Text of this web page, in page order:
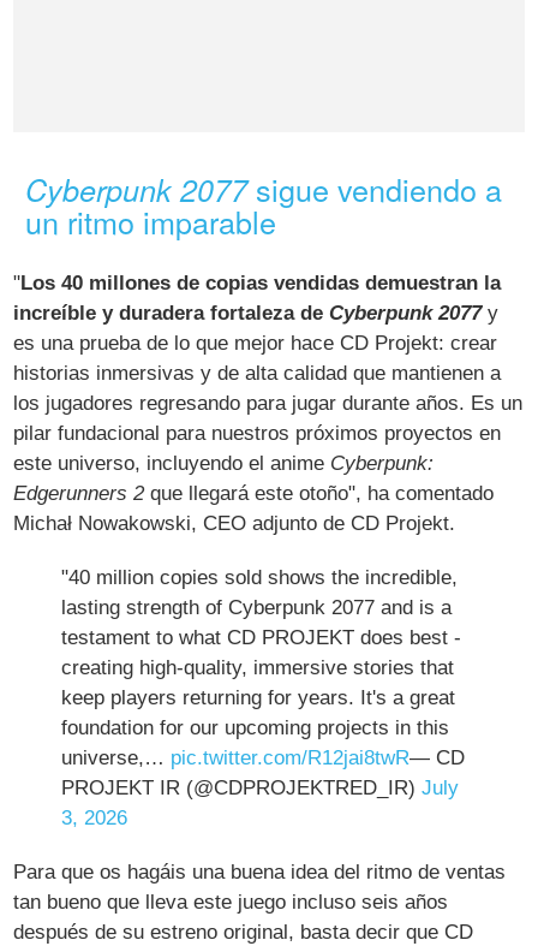
Cyberpunk 2077sigue vendiendo a
un ritmo imparable
"Los 40 millones de copias vendidas demuestran la
increíble y duradera fortaleza deCyberpunk 2077y
es una prueba de lo que mejor hace CD Projekt: crear
historias inmersivas y de alta calidad que mantienen a
los jugadores regresando para jugar durante años. Es un
pilar fundacional para nuestros próximos proyectos en
este universo, incluyendo el anime Cyberpunk:
Edgerunners 2que llegará este otoño", ha comentado
Michał Nowakowski, CEO adjunto de CD Projekt.
"40 million copies sold shows the incredible,
lasting strength of Cyberpunk 2077 and is a
testament to what CD PROJEKT does best -
creating high-quality, immersive stories that
keep players returning for years. It's a great
foundation for our upcoming projects in this
universe,… pic.twitter.com/R12jai8twR— CD
PROJEKT IR (@CDPROJEKTRED_IR)July
3, 2026
Para que os hagáis una buena idea del ritmo de ventas
tan bueno que lleva este juego incluso seis años
después de su estreno original, basta decir que CD